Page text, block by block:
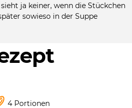
ja keiner, wenn die Stückchen
sowieso in der Suppe
4 Portionen